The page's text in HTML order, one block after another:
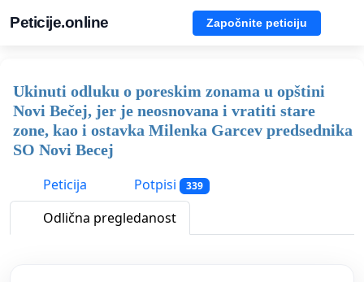
Peticije.online Započnite peticiju
Ukinuti odluku o poreskim zonama u opštini
Novi Bečej, jer je neosnovana i vratiti stare
zone, kao i ostavka Milenka Garcev predsednika
SO Novi Becej
Peticija
Potpisi 339
Odlična pregledanost